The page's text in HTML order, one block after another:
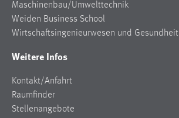
Maschinenbau/Umwelttechnik
Weiden Business School
Wirtschaftsingenieurwesen und Gesundheit
Weitere Infos
Kontakt/Anfahrt
Raumfinder
Stellenangebote